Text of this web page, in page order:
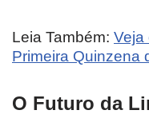
Leia Também: Veja
Primeira Quinzena
O Futuro da